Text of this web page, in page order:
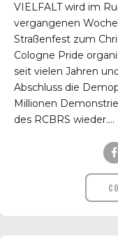
VIELFALT wird im
vergangenen
Straßenfest zum
Cologne Pride
seit vielen Jahren
Abschluss die
Millionen
des RCBRS wieder....